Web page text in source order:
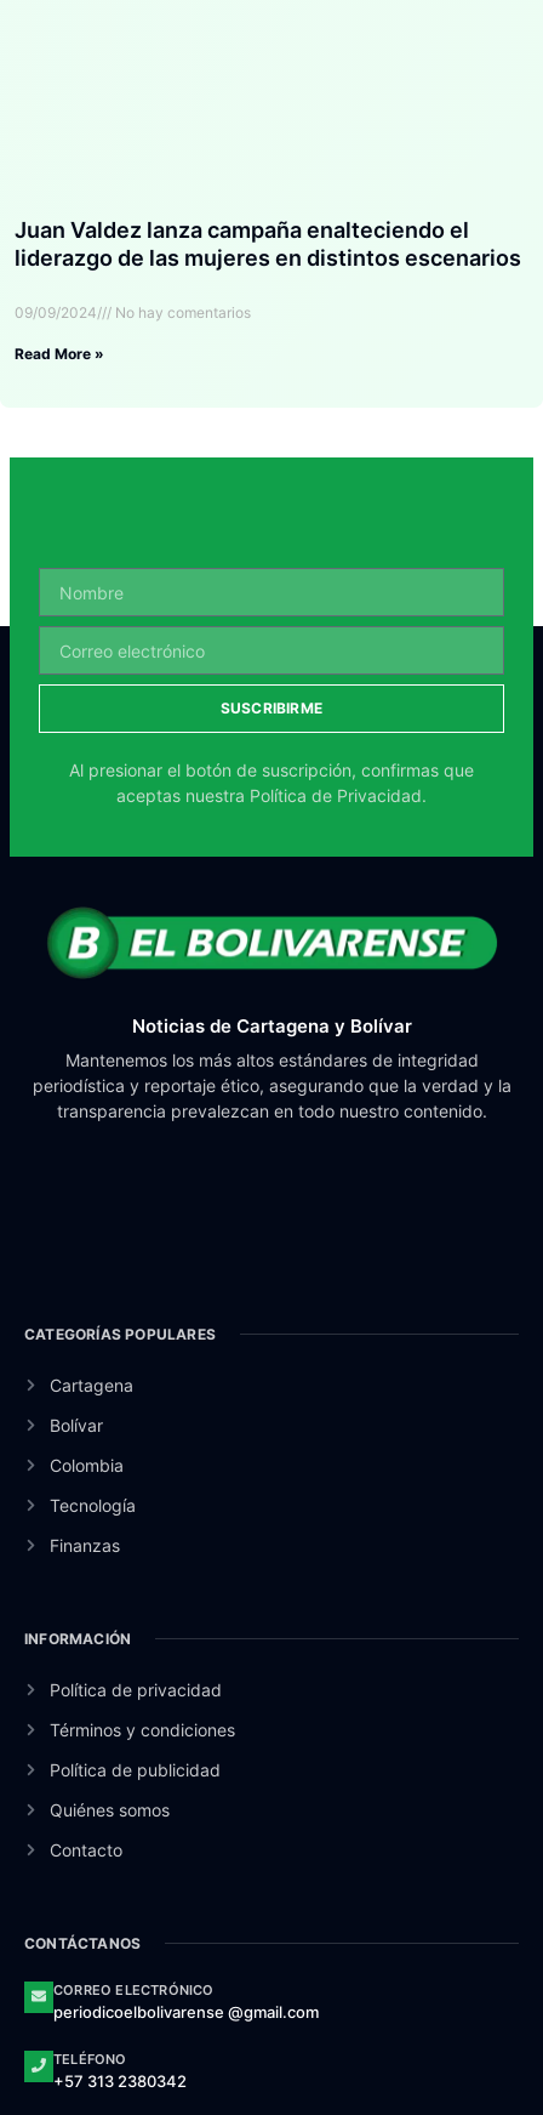
Juan Valdez lanza campaña enalteciendo el
liderazgo de las mujeres en distintos escenarios
09/09/2024 No hay comentarios
Read More »
SUSCRIBIRME
Al presionar el botón de suscripción, confirmas que
aceptas nuestra Política de Privacidad.
Noticias de Cartagena y Bolívar
Mantenemos los más altos estándares de integridad
periodística y reportaje ético, asegurando que la verdad y la
transparencia prevalezcan en todo nuestro contenido.
CATEGORÍAS POPULARES
Cartagena
Bolívar
Colombia
Tecnología
Finanzas
INFORMACIÓN
Política de privacidad
Términos y condiciones
Política de publicidad
Quiénes somos
Contacto
CONTÁCTANOS
CORREO ELECTRÓNICO
periodicoelbolivarense @gmail.com
TELÉFONO
+57 313 2380342